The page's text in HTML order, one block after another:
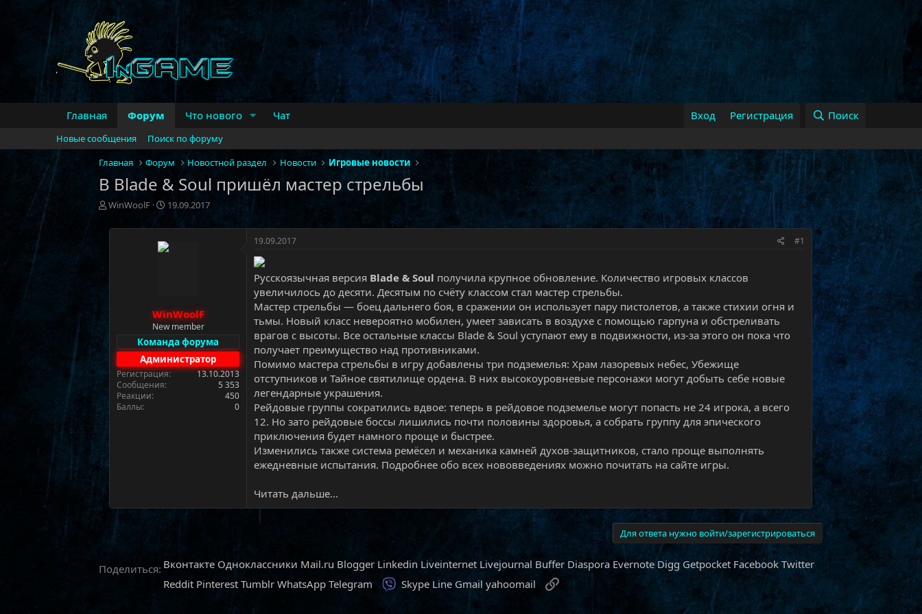
Главная Форум Что нового Чат Вход Регистрация Поиск
Новые сообщения
Поиск по форуму
Главная
Форум Новостной раздел Новости Игровые новости
В Blade & Soul пришёл мастер стрельбы
А
т
WinWoolF
Д
т
а
н
а
19.09.2017
WinWoolF
New member
Команда форума
Администратор
Регистрация
13.10.2013
Сообщения
5 353
Реакции
450
Баллы
0
19.09.2017 #1
Русскоязычная версия Blade & Soul получила крупное обновление. Количество игровых классов
увеличилось до десяти. Десятым по счёту классом стал мастер стрельбы.
Мастер стрельбы — боец дальнего боя, в сражении он использует пару пистолетов, а также стихии огня и
тьмы. Новый класс невероятно мобилен, умеет зависать в воздухе с помощью гарпуна и обстреливать
врагов с высоты. Все остальные классы Blade & Soul уступают ему в подвижности, из-за этого он пока что
получает преимущество над противниками.
Помимо мастера стрельбы в игру добавлены три подземелья: Храм лазоревых небес, Убежище
отступников и Тайное святилище ордена. В них высокоуровневые персонажи могут добыть себе новые
легендарные украшения.
Рейдовые группы сократились вдвое: теперь в рейдовое подземелье могут попасть не 24 игрока, а всего
12. Но зато рейдовые боссы лишились почти половины здоровья, а собрать группу для эпического
приключения будет намного проще и быстрее.
Изменились также система ремёсел и механика камней духов-защитников, стало проще выполнять
ежедневные испытания. Подробнее обо всех нововведениях можно почитать на сайте игры.​
Читать дальше...
Для ответа нужно войти/зарегистрироваться
Поделиться: Вконтакте Одноклассники Mail.ru Blogger Linkedin Liveinternet Livejournal Buffer Diaspora Evernote Digg Getpocket Facebook Twitter
Reddit Pinterest Tumblr WhatsApp Telegram Viber
Skype Line Gmail yahoomail